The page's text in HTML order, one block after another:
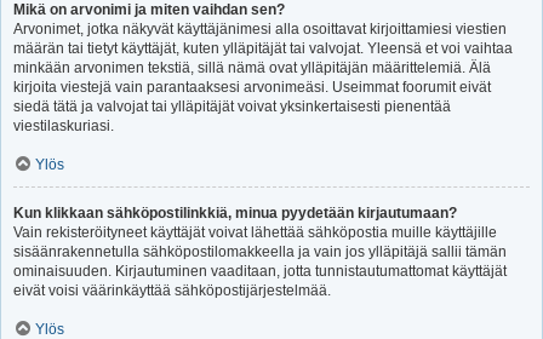
Mikä on arvonimi ja miten vaihdan sen?
Arvonimet, jotka näkyvät käyttäjänimesi alla osoittavat kirjoittamiesi viestien
määrän tai tietyt käyttäjät, kuten ylläpitäjät tai valvojat. Yleensä et voi vaihtaa
minkään arvonimen tekstiä, sillä nämä ovat ylläpitäjän määrittelemiä. Älä
kirjoita viestejä vain parantaaksesi arvonimeäsi. Useimmat foorumit eivät
siedä tätä ja valvojat tai ylläpitäjät voivat yksinkertaisesti pienentää
viestilaskuriasi.
Ylös
Kun klikkaan sähköpostilinkkiä, minua pyydetään kirjautumaan?
Vain rekisteröityneet käyttäjät voivat lähettää sähköpostia muille käyttäjille
sisäänrakennetulla sähköpostilomakkeella ja vain jos ylläpitäjä sallii tämän
ominaisuuden. Kirjautuminen vaaditaan, jotta tunnistautumattomat käyttäjät
eivät voisi väärinkäyttää sähköpostijärjestelmää.
Ylös